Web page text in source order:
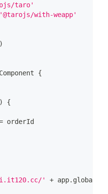
taro'
'@tarojs/with-weapp'
)
Component
{
)
{
orderId
' + app.